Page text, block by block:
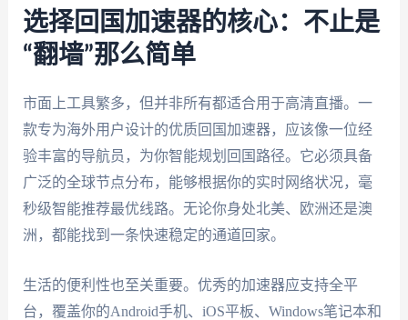
选择回国加速器的核心：不止是
“翻墙”那么简单
市面上工具繁多，但并非所有都适合用于高清直播。一
款专为海外用户设计的优质回国加速器，应该像一位经
验丰富的导航员，为你智能规划回国路径。它必须具备
广泛的全球节点分布，能够根据你的实时网络状况，毫
秒级智能推荐最优线路。无论你身处北美、欧洲还是澳
洲，都能找到一条快速稳定的通道回家。
生活的便利性也至关重要。优秀的加速器应支持全平
台，覆盖你的Android手机、iOS平板、Windows笔记本和